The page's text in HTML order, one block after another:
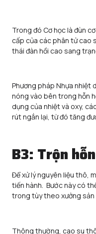
Trong đó Cơ học là đùn
cấp của các phân tử cao
thái đàn hồi cao sang
Phương pháp Nhựa nhiệt
nóng vào bên trong hỗn
dụng của nhiệt và oxy,
rút ngắn lại, từ đó tăng
B3: Trộn
Để xử lý nguyên liệu thô,
tiến hành. Bước này có
trong tùy theo xưởng sản
Thông thường, cao su